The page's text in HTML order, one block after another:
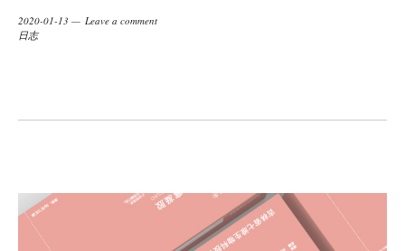
2020-01-13
Leave a comment
日志